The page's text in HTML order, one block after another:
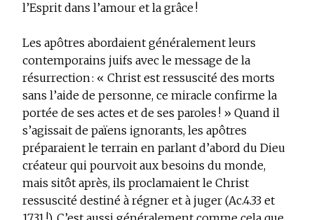
l’Esprit dans l’amour et la grâce !
Les apôtres abordaient généralement leurs
contemporains juifs avec le message de la
résurrection : « Christ est ressuscité des morts
sans l’aide de personne, ce miracle confirme la
portée de ses actes et de ses paroles ! » Quand il
s’agissait de païens ignorants, les apôtres
préparaient le terrain en parlant d’abord du Dieu
créateur qui pourvoit aux besoins du monde,
mais sitôt après, ils proclamaient le Christ
ressuscité destiné à régner et à juger (Ac.4.33 et